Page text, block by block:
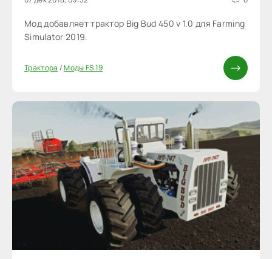
Мод добавляет трактор Big Bud 450 v 1.0 для Farming
Simulator 2019.
Трактора /Моды FS 19